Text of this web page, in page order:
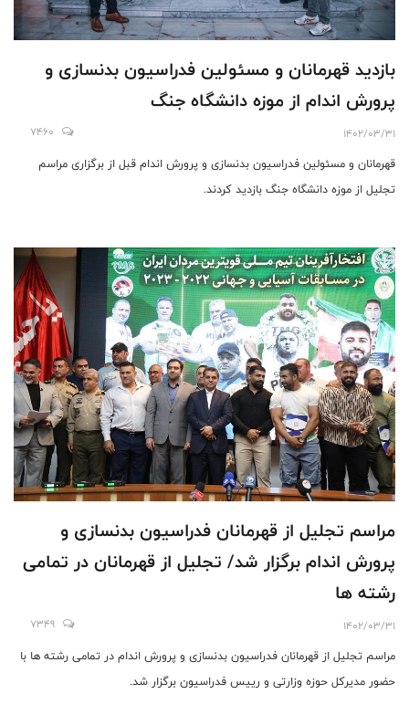
بازديد قهرمانان و مسئولین فدراسیون بدنسازی و
پرورش اندام از موزه دانشگاه جنگ
1402/03/31
7460
قهرمانان و مسئولین فدراسیون بدنسازی و پرورش اندام قبل از برگزاری مراسم
تجلیل از موزه دانشگاه جنگ بازدید كردند.
مراسم تجلیل از قهرمانان فدراسیون بدنسازی و
پرورش اندام برگزار شد/ تجلیل از قهرمانان در تمامی
رشته ها
1402/03/31
7349
مراسم تجلیل از قهرمانان فدراسیون بدنسازی و پرورش اندام در تمامی رشته ها با
حضور مدیرکل حوزه وزارتی و رییس فدراسیون برگزار شد.